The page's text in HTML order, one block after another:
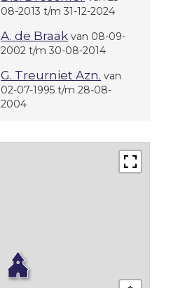
08-2013 t/m 31-12-2024
A. de Braak van 08-09-
2002 t/m 30-08-2014
G. Treurniet Azn. van
02-07-1995 t/m 28-08-
2004